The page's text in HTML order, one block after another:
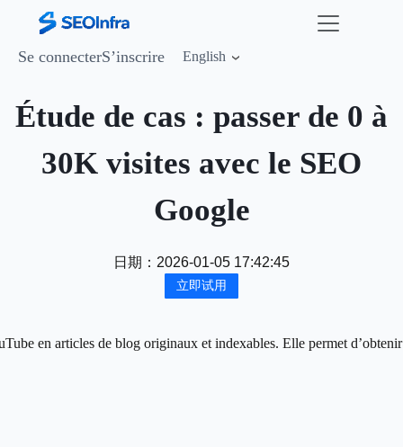
Se connecterS’inscrire English
Étude de cas : passer de 0 à
30K visites avec le SEO
Google
日期： 2026-01-05 17:42:45
立即试用
en articles de blog originaux et indexables. Elle permet